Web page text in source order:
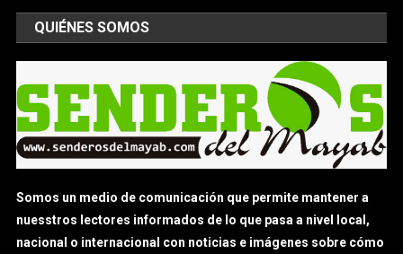
QUIÉNES SOMOS
Somos un medio de comunicación que permite mantener a
nuesstros lectores informados de lo que pasa a nivel local,
nacional o internacional con noticias e imágenes sobre cómo